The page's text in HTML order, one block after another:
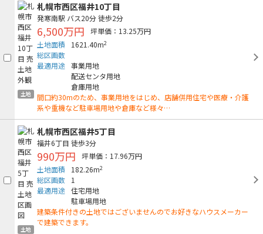
土地
札幌市西区福井10丁目
発寒南駅 バス20分徒歩2分
6,500万円
坪単価：13.25万円
土地面積
1621.40m2
総区画数
最適用途 事業用地
配送センタ用地
倉庫用地
間口約30mのため、事業用地をはじめ、店舗併用住宅や医療・介護
系や重機など駐車場用地や倉庫など様々…
土地
札幌市西区福井5丁目
福井6丁目 徒歩3分
990万円
坪単価：17.96万円
土地面積
182.26m2
総区画数
1
最適用途 住宅用地
駐車場用地
建築条件付きの土地ではございませんのでお好きなハウスメーカー
で建築できます。